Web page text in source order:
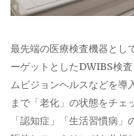
最先端の医療検査機器とし
ーゲットとしたDWIBS検
ムビジョンヘルスなどを導
まで「老化」の状態をチェ
「認知症」「生活習慣病